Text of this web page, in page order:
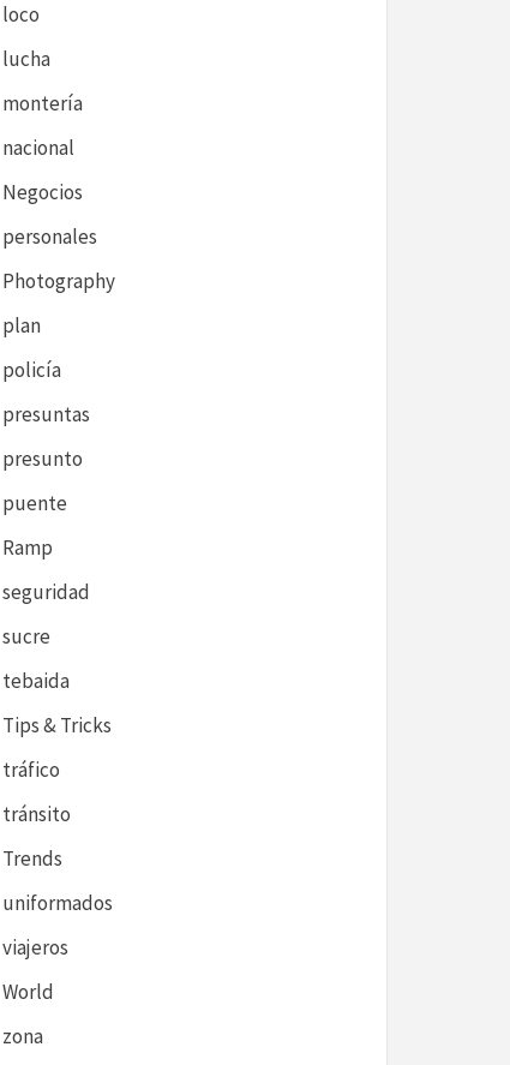
loco
lucha
montería
nacional
Negocios
personales
Photography
plan
policía
presuntas
presunto
puente
Ramp
seguridad
sucre
tebaida
Tips & Tricks
tráfico
tránsito
Trends
uniformados
viajeros
World
zona